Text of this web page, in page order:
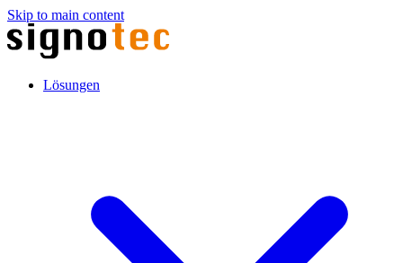
Skip to main content
Lösungen